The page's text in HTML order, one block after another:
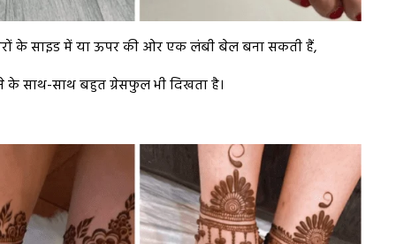
के साइड में या ऊपर की ओर एक लंबी बेल बना सकती हैं,
के साथ-साथ बहुत ग्रेसफुल भी दिखता है।